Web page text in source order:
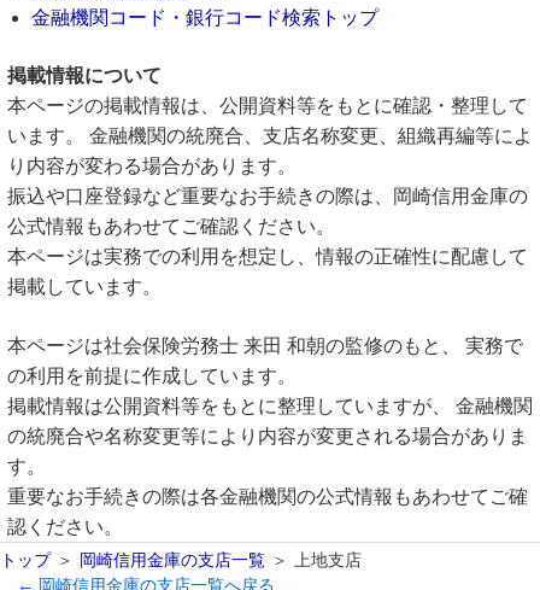
金融機関コード・銀行コード検索トップ
掲載情報について
本ページの掲載情報は、公開資料等をもとに確認・整理して
います。 金融機関の統廃合、支店名称変更、組織再編等によ
り内容が変わる場合があります。
振込や口座登録など重要なお手続きの際は、岡崎信用金庫の
公式情報もあわせてご確認ください。
本ページは実務での利用を想定し、情報の正確性に配慮して
掲載しています。
本ページは社会保険労務士 来田 和朝の監修のもと、 実務で
の利用を前提に作成しています。
掲載情報は公開資料等をもとに整理していますが、 金融機関
の統廃合や名称変更等により内容が変更される場合がありま
す。
重要なお手続きの際は各金融機関の公式情報もあわせてご確
認ください。
トップ 岡崎信用金庫の支店一覧
上地支店
← 岡崎信用金庫の支店一覧へ戻る